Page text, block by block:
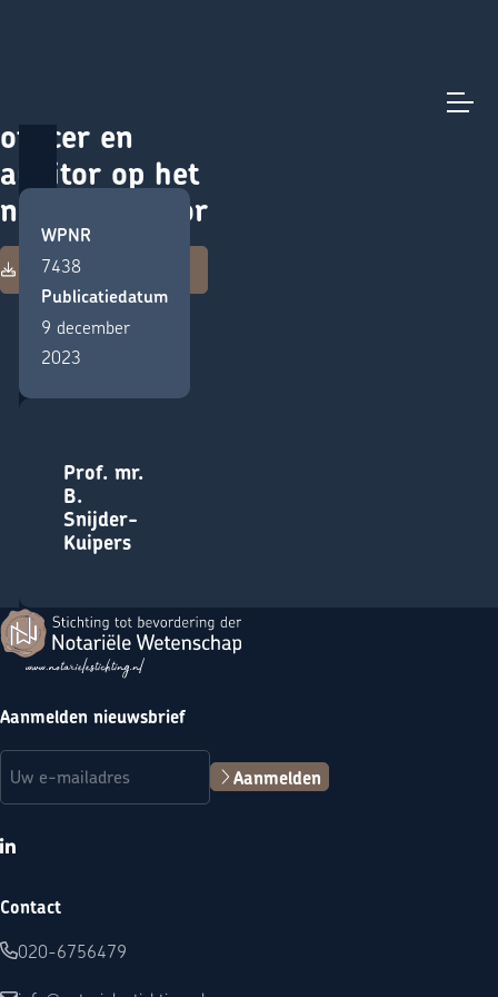
officer en
auditor op het
notariskantoor
Download deze
WPNR
7438
Publicatiedatum
9 december
2023
Prof. mr.
B.
Snijder-
Kuipers
Terug naar de startpagina
Aanmelden nieuwsbrief
E-mailadres
Aanmelden
LinkedIn
Contact
020-6756479